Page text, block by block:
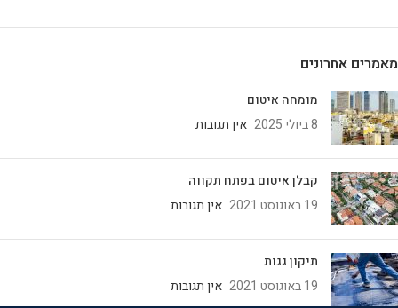
מאמרים אחרונים
מומחה איטום
8 ביולי 2025
אין תגובות
קבלן איטום בפתח תקווה
19 באוגוסט 2021
אין תגובות
תיקון גגות
19 באוגוסט 2021
אין תגובות